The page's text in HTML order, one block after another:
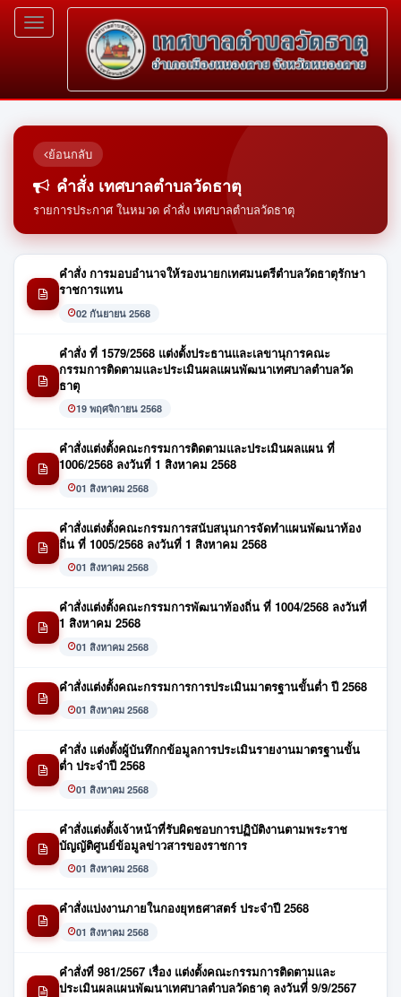
Toggle
navigation
ย้อนกลับ
คำสั่ง เทศบาลตำบลวัดธาตุ
รายการประกาศ ในหมวด คำสั่ง เทศบาลตำบลวัดธาตุ
คำสั่ง การมอบอำนาจให้รองนายกเทศมนตรีตำบลวัดธาตุรักษา
ราชการแทน
02 กันยายน 2568
คำสั่ง ที่ 1579/2568 แต่งตั้งประธานและเลขานุการคณะ
กรรมการติดตามและประเมินผลแผนพัฒนาเทศบาลตำบลวัด
ธาตุ
19 พฤศจิกายน 2568
คำสั่งแต่งตั้งคณะกรรมการติดตามและประเมินผลแผน ที่
1006/2568 ลงวันที่ 1 สิงหาคม 2568
01 สิงหาคม 2568
คำสั่งแต่งตั้งคณะกรรมการสนับสนุนการจัดทำแผนพัฒนาท้อง
ถิ่น ที่ 1005/2568 ลงวันที่ 1 สิงหาคม 2568
01 สิงหาคม 2568
คำสั่งแต่งตั้งคณะกรรมการพัฒนาท้องถิ่น ที่ 1004/2568 ลงวันที่
1 สิงหาคม 2568
01 สิงหาคม 2568
คำสั่งแต่งตั้งคณะกรรมการการประเมินมาตรฐานขั้นต่ำ ปี 2568
01 สิงหาคม 2568
คำสั่ง แต่งตั้งผู้บันทึกกข้อมูลการประเมินรายงานมาตรฐานขั้น
ต่ำ ประจำปี 2568
01 สิงหาคม 2568
คำสั่งแต่งตั้งเจ้าหน้าที่รับผิดชอบการปฏิบัติงานตามพระราช
บัญญัติศูนย์ข้อมูลข่าวสารของราชการ
01 สิงหาคม 2568
คำสั่งแบ่งงานภายในกองยุทธศาสตร์ ประจำปี 2568
01 สิงหาคม 2568
คำสั่งที่ 981/2567 เรื่อง แต่งตั้งคณะกรรมการติดตามและ
ประเมินผลแผนพัฒนาเทศบาลตำบลวัดธาตุ ลงวันที่่ 9/9/2567